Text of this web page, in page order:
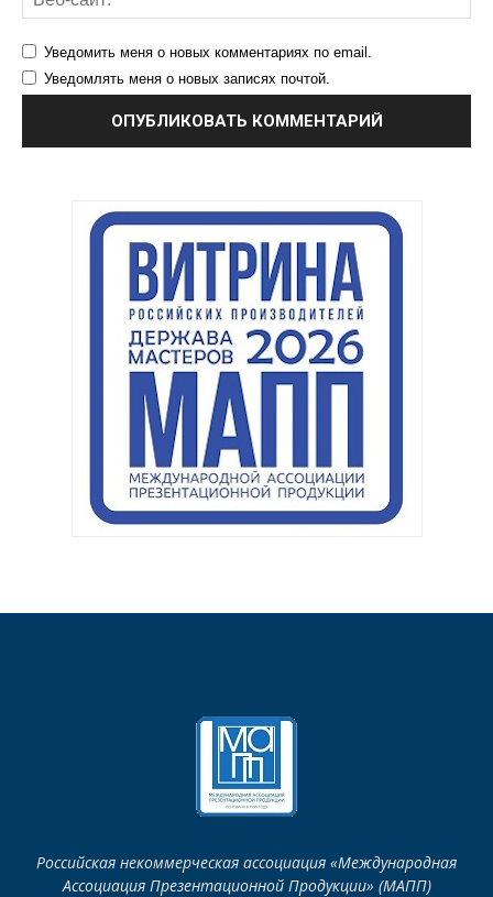
Уведомить меня о новых комментариях по email.
Уведомлять меня о новых записях почтой.
Российская некоммерческая ассоциация «Международная
Ассоциация Презентационной Продукции» (МАПП)